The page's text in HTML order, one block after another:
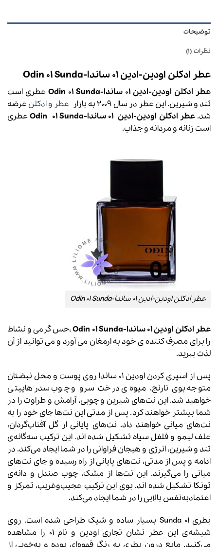
توضیحات
نظرات (1)
عطر ادکلن اودین-ادین 01 ساندا-Odin 01 Sunda
عطر ادکلن اودین-ادین 01 ساندا-Odin 01 Sunda
عطری است
تند و شیرین. این عطر در سال 2009 به بازار
عطر و ادکلنعرضه
شد. عطر ادکلن اودین-ادین Odin 01 Sunda
عطری
است زنانه و مردانه و جذاب.
عطر ادکلن اودین-ادین 01 ساندا-Odin 01 Sunda
عطر ادکلن اودین 01 ساندا-Odin 01 Sunda
،حس گرمی و نشاط
را برای مصرف کننده ی خود به ارمغان می آورد و می توانید از آن
لذت ببرید.
پس از اسپری کردن اودین 01 ساندا روی پوست و محل نبضتان
متوجه بوی نارنج، میوه‌ی درخت سرو و چوب سدر هاییتی
خواهید شد. این نت‌های شیرین و چوبی، آرامش و طراوت را در
شما بیشتر خواهند کرد. پس از مدتی این نت‌ها جای خود را به
نت‌های میانی خواهند داد. نت‌های پایانی از گل آفتاب‌گردان،
علف لیمو و فلفل سیاه تشکیل شده اند. این ترکیب سه‌گانه‌ی
تند و شیرین، انرژی و هیجان فراوانی را در شما ایجاد می‌کند. در
ادامه و پس از مدتی، نت‌های پایانی از راه رسیده و جای نت‌های
میانی را می‌گیرند. این نت‌ها از مشک، چوب صندل و دانه‌ی
تونکا تشکیل شده‌ اند. بوی این ترکیب عجیب‌وغریب، تمرکز و
اعتمادبه‌نفس بالایی را در شما ایجاد می‌کند.
بطری 01 Sunda بسیار ساده و شیک طراحی شده است. روی
شیشه‌ی این عطر نشان تجاری اودین و نام 01 را مشاهده
می‌کنید. مایع درون بطری به رنگ قهوه‌ای بوده و به‌خوبی از